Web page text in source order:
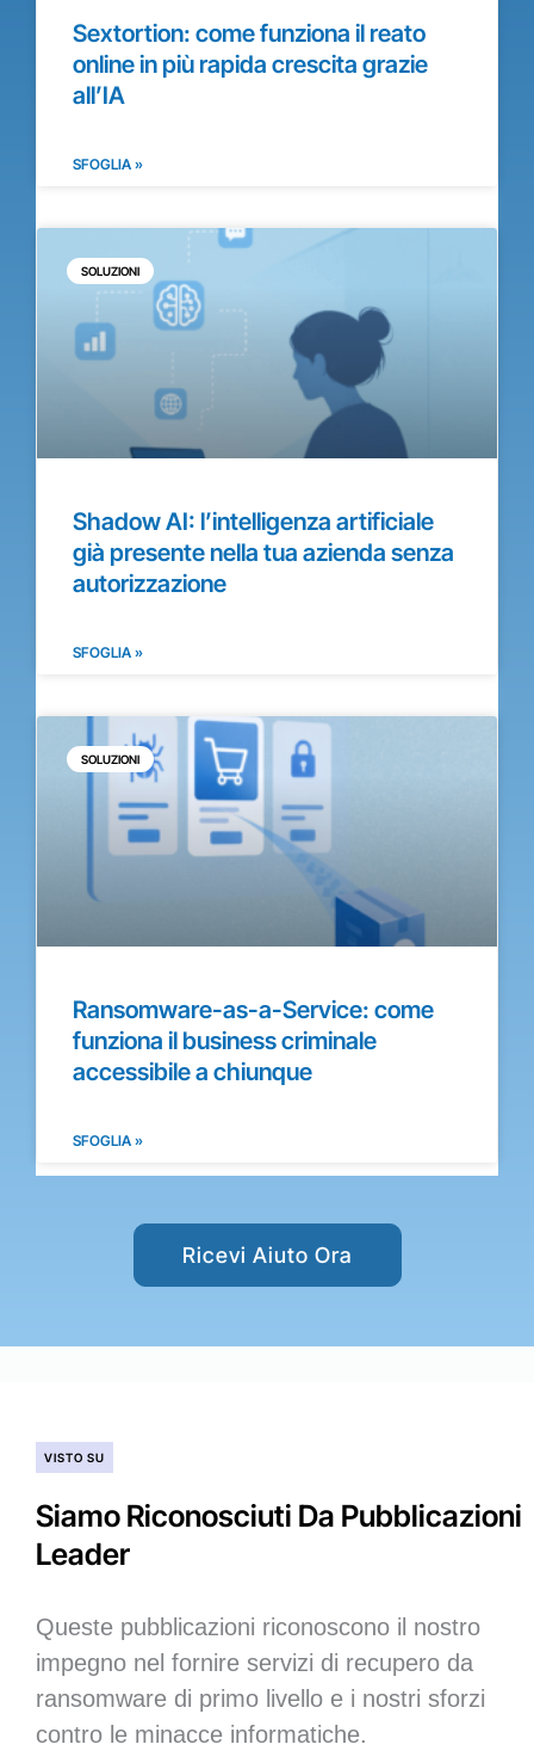
Sextortion: come funziona il reato
online in più rapida crescita grazie
all’IA
SFOGLIA »
SOLUZIONI
Shadow AI: l’intelligenza artificiale
già presente nella tua azienda senza
autorizzazione
SFOGLIA »
SOLUZIONI
Ransomware-as-a-Service: come
funziona il business criminale
accessibile a chiunque
SFOGLIA »
Ricevi Aiuto Ora
VISTO SU
Siamo Riconosciuti Da Pubblicazioni
Leader
Queste pubblicazioni riconoscono il nostro
impegno nel fornire servizi di recupero da
ransomware di primo livello e i nostri sforzi
contro le minacce informatiche.